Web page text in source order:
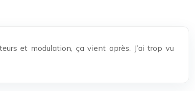
et modulation, ça vient après. J’ai trop vu